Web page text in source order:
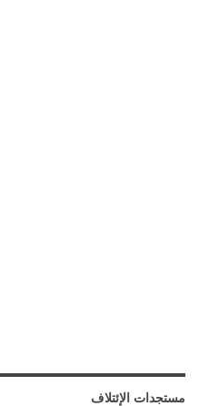
مستجدات الإئتلاف